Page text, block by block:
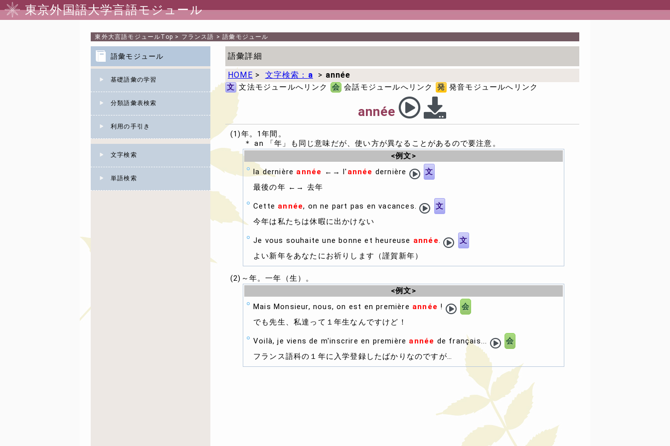
東京外国語大学言語モジュール
東外大言語モジュールTop > フランス語 >語彙モジュール
語彙モジュール
基礎語彙の学習
分類語彙表検索
利用の手引き
文字検索
単語検索
語彙詳細
HOME > 文字検索： a > année
文 文法モジュールへリンク 会 会話モジュールへリンク 発 発音モジュールへリンク
année
(1)年。1年間。
＊ an 「年」も同じ意味だが、使い方が異なることがあるので要注意。
<例文>
la dernière année ←→ l'année dernière 文
最後の年 ←→ 去年
Cette année, on ne part pas en vacances. 文
今年は私たちは休暇に出かけない
Je vous souhaite une bonne et heureuse année. 文
よい新年をあなたにお祈りします（謹賀新年）
(2)～年。一年（生）。
<例文>
Mais Monsieur, nous, on est en première année ! 会
でも先生、私達って１年生なんですけど！
Voilà, je viens de m'inscrire en première année de français... 会
フランス語科の１年に入学登録したばかりなのですが…